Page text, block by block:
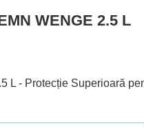
WENGE 2.5 L
- Protecție Superioară